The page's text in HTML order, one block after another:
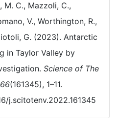
M. C., Mazzoli, C.,
V., Worthington, R.,
G. (2023). Antarctic
in Taylor Valley by
Science of The
(161345), 1–11.
j.scitotenv.2022.161345